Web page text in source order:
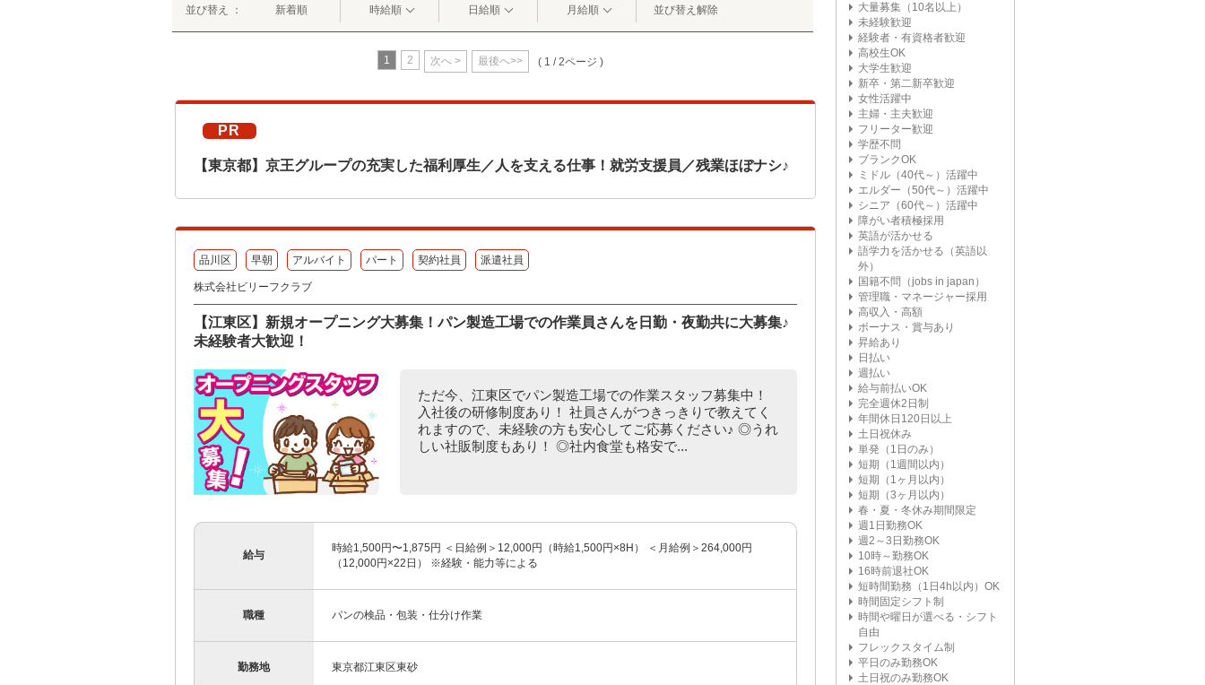
並び替え ： 新着順 時給順 日給順 月給順 並び替え解除
1 2 次へ > 最後へ>> ( 1 / 2ページ )
PR
【東京都】京王グループの充実した福利厚生／人を支える仕事！就労支援員／残業ほぼナシ♪
品川区 早朝 アルバイト パート 契約社員 派遣社員
株式会社ビリーフクラブ
【江東区】新規オープニング大募集！パン製造工場での作業員さんを日勤・夜勤共に大募集♪
未経験者大歓迎！
ただ今、江東区でパン製造工場での作業スタッフ募集中！
入社後の研修制度あり！ 社員さんがつきっきりで教えてく
れますので、未経験の方も安心してご応募ください♪ ◎うれ
しい社販制度もあり！ ◎社内食堂も格安で...
給与
時給1,500円〜1,875円 ＜日給例＞12,000円（時給1,500円×8H） ＜月給例＞264,000円
（12,000円×22日） ※経験・能力等による
職種 パンの検品・包装・仕分け作業
勤務地 東京都江東区東砂
大量募集（10名以上）
未経験歓迎
経験者・有資格者歓迎
高校生OK
大学生歓迎
新卒・第二新卒歓迎
女性活躍中
主婦・主夫歓迎
フリーター歓迎
学歴不問
ブランクOK
ミドル（40代～）活躍中
エルダー（50代～）活躍中
シニア（60代～）活躍中
障がい者積極採用
英語が活かせる
語学力を活かせる（英語以
外）
国籍不問（jobs in japan）
管理職・マネージャー採用
高収入・高額
ボーナス・賞与あり
昇給あり
日払い
週払い
給与前払いOK
完全週休2日制
年間休日120日以上
土日祝休み
単発（1日のみ）
短期（1週間以内）
短期（1ヶ月以内）
短期（3ヶ月以内）
春・夏・冬休み期間限定
週1日勤務OK
週2～3日勤務OK
10時～勤務OK
16時前退社OK
短時間勤務（1日4h以内）OK
時間固定シフト制
時間や曜日が選べる・シフト
自由
フレックスタイム制
平日のみ勤務OK
土日祝のみ勤務OK